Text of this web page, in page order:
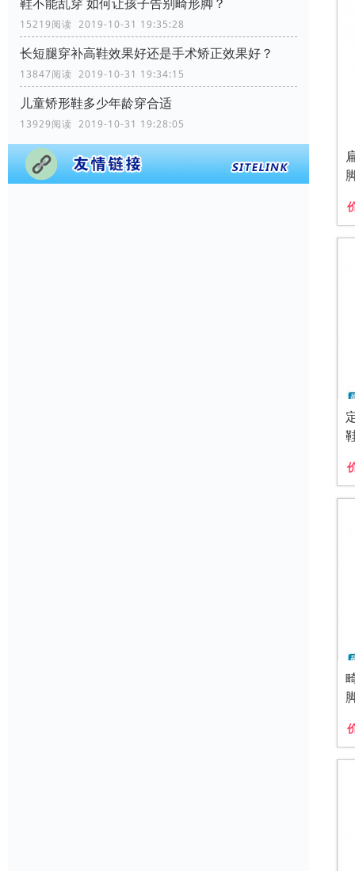
15219阅读 2019-10-31 19:35:28
长短腿穿补高鞋效果好还是手术矫正效果好？
13847阅读 2019-10-31 19:34:15
儿童矫形鞋多少年龄穿合适
13929阅读 2019-10-31 19:28:05